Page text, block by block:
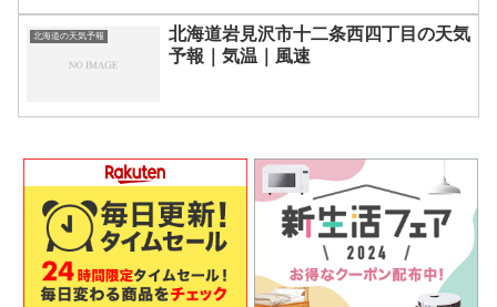
北海道の天気予報
北海道岩見沢市十二条西四丁目の天気
予報｜気温｜風速